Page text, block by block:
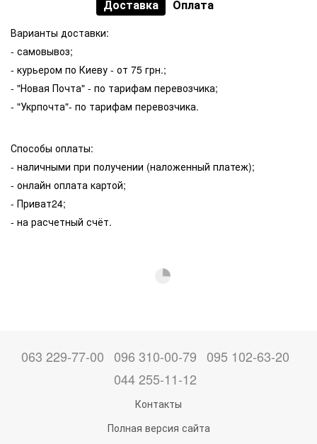
Доставка Оплата
Варианты доставки:
- самовывоз;
- курьером по Киеву - от 75 грн.;
- "Новая Почта" - по тарифам перевозчика;
- "Укрпочта"- по тарифам перевозчика.
Способы оплаты:
- наличными при получении (наложенный платеж);
- онлайн оплата картой;
- Приват24;
- на расчетный счёт.
063 229-77-00 096 310-00-79 095 102-63-20
044 255-11-12
Контакты
Полная версия сайта